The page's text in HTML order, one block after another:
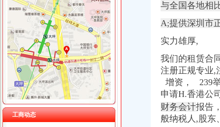
工商动态
南山注册进出口公司
深圳市辖区天马物流有限公司-页
厦门赫姆斯进出口有限公司
深圳市迪安国际货运代理有限公司
山西华南煤化有限公司南山煤矿-企业信用深度报告-企业库-智
绍兴市昌茂进出口有限公司档案_企业资质证书_中国服装网
宁波市南山进出口有限公司_【信用信息_诉讼信息_财务信息_注册信息
深圳南山企业注册
【南山区注册外资公司,代表处,出口退税,进出口权】-久久信息网
与全国各地相
A;提供深圳市
实力雄厚,
我们的租赁合
注册正规专业,
增资， 239
申请H.香港公
财务会计报告
般纳税人,股东